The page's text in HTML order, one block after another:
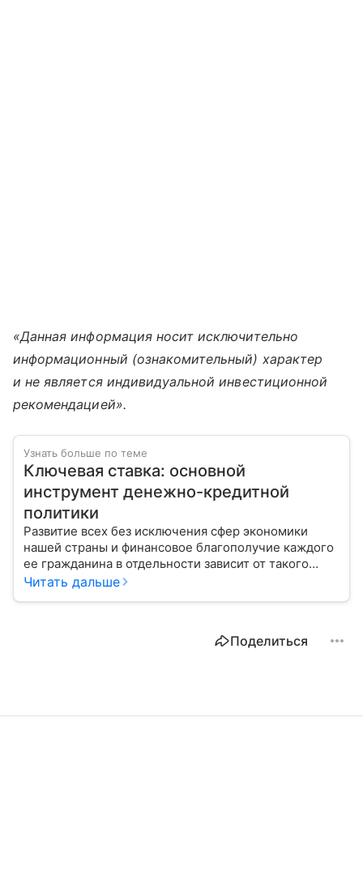
«Данная информация носит исключительно
информационный (ознакомительный) характер
и не является индивидуальной инвестиционной
рекомендацией».
Узнать больше по теме
Ключевая ставка: основной
инструмент денежно-кредитной
политики
Развитие всех без исключения сфер экономики
нашей страны и финансовое благополучие каждого
ее гражданина в отдельности зависит от такого
показателя, как ключевая ставка. От чего зависит
Читать дальше
Поделиться